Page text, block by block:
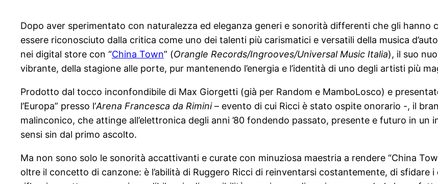
Dopo aver sperimentato con naturalezza ed eleganza generi e sonorità differenti che gli
essere riconosciuto dalla critica come uno dei talenti più carismatici e versatili della musica
nei digital store con “China Town” (Orangle Records/Ingrooves/Universal Music Italia), il suo
vibrante, della stagione alle porte, pur mantenendo l’energia e l’identità di uno degli artisti più
Prodotto dal tocco inconfondibile di Max Giorgetti (già per Random e MamboLosco) e
l’Europa” presso l’Arena Francesca da Rimini– evento di cui Ricci è stato ospite onorario -, il
malinconico, che attinge all’elettronica degli anni ’80 fondendo passato, presente e futuro in
sensi sin dal primo ascolto.
Ma non sono solo le sonorità accattivanti e curate con minuziosa maestria a rendere “China
oltre il concetto di canzone: è l’abilità di Ruggero Ricci di reinventarsi costantemente, di sfidare